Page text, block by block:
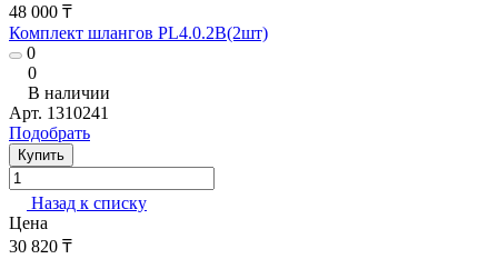
48 000 ₸
Комплект шлангов PL4.0.2В(2шт)
0
0
В наличии
Арт. 1310241
Подобрать
Купить
Назад к списку
Цена
30 820 ₸